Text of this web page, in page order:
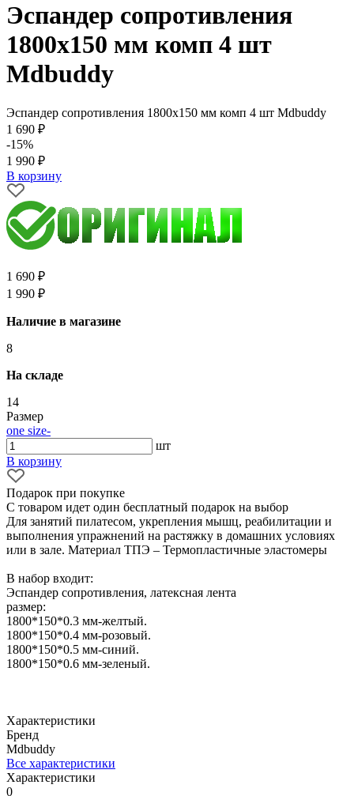
Эспандер сопротивления
1800х150 мм комп 4 шт
Mdbuddy
Эспандер сопротивления 1800х150 мм комп 4 шт Mdbuddy
1 690 ₽
-15%
1 990 ₽
В корзину
1 690 ₽
1 990 ₽
Наличие в магазине
8
На складе
14
Размер
one size-
шт
В корзину
Подарок при покупке
С товаром идет один бесплатный подарок на выбор
Для занятий пилатесом, укрепления мышц, реабилитации и
выполнения упражнений на растяжку в домашних условиях
или в зале. Материал ТПЭ – Термопластичные эластомеры
В набор входит:
Эспандер сопротивления, латексная лента
размер:
1800*150*0.3 мм-желтый.
1800*150*0.4 мм-розовый.
1800*150*0.5 мм-синий.
1800*150*0.6 мм-зеленый.
Характеристики
Бренд
Mdbuddy
Все характеристики
Характеристики
0